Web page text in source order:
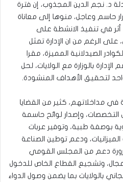
د. نجم الدين المجذوب، إن فترة
حاسم وعاجل، منوها إلى معاناة
أثر في تنفيذ الانشطة على
على الرغم من ان الإدارة تمثل
الصيدلانية المميزة، مقرا
بالوزارة مع الولايات، لحل
لتحقيق الأهداف المنشودة.
في مداخلاتهم، كثير من القضايا
وإصدار لوائح حاسمة
بوصفة طبية، وتوفير عربات
الميزانيات، ودعم توطين الصناعة
دعم من المجلس القومي
وتشجيع القطاع الخاص للدخول
بالولايات بما يضمن وصول الدواء